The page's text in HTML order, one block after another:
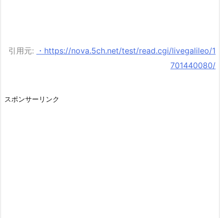
引用元:
・https://nova.5ch.net/test/read.cgi/livegalileo/1
701440080/
スポンサーリンク